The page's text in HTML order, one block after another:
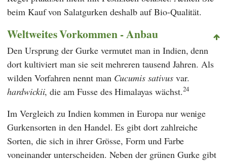
beim Kauf von Salatgurken deshalb auf Bio-Qualität.
Weltweites Vorkommen - Anbau
Den Ursprung der Gurke vermutet man in Indien, denn
dort kultiviert man sie seit mehreren tausend Jahren. Als
wilden Vorfahren nennt man Cucumis sativusvar.
hardwickii, die am Fusse des Himalayas wächst.24
Im Vergleich zu Indien kommen in Europa nur wenige
Gurkensorten in den Handel. Es gibt dort zahlreiche
Sorten, die sich in ihrer Grösse, Form und Farbe
voneinander unterscheiden. Neben der grünen Gurke gibt